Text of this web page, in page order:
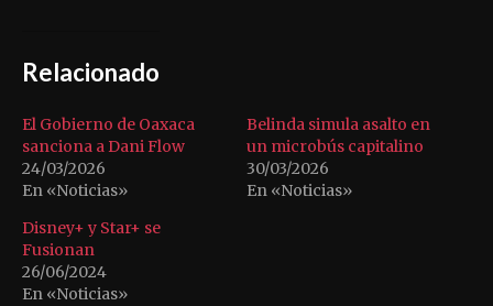
Relacionado
El Gobierno de Oaxaca
sanciona a Dani Flow
24/03/2026
En «Noticias»
Belinda simula asalto en
un microbús capitalino
30/03/2026
En «Noticias»
Disney+ y Star+ se
Fusionan
26/06/2024
En «Noticias»